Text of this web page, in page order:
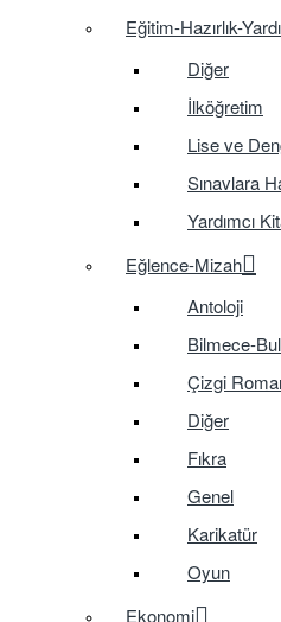
Eğitim-Hazırlık-
Diğer
İlköğretim
Lise ve
Sınavlara
Yardımcı
Eğlence-Mizah
Antoloji
Bilmece-
Çizgi
Diğer
Fıkra
Genel
Karikatür
Oyun
Ekonomi